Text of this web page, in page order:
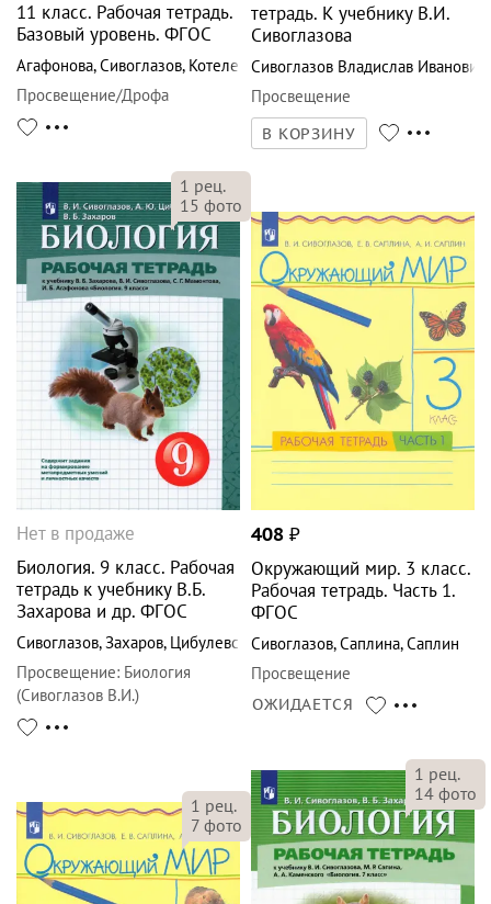
11 класс. Рабочая тетрадь.
Базовый уровень. ФГОС
Агафонова,Сивоглазов, Котелевская
Просвещение/Дрофа
тетрадь. К учебнику В.И.
Сивоглазова
Сивоглазов Владислав Иванович
Просвещение
В КОРЗИНУ
1 рец.
15 фото
Нет в продаже
Биология. 9 класс. Рабочая
тетрадь к учебнику В.Б.
Захарова и др. ФГОС
Сивоглазов,Захаров, Цибулевский
Просвещение: Биология
(Сивоглазов В.И.)
408 ₽
Окружающий мир. 3 класс.
Рабочая тетрадь. Часть 1.
ФГОС
Сивоглазов,Саплина,Саплин
Просвещение
ОЖИДАЕТСЯ
1 рец.
7 фото
1 рец.
14 фото